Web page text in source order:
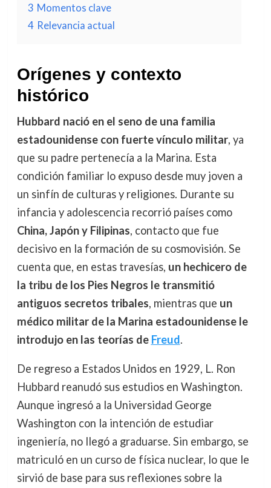
3 Momentos clave
4 Relevancia actual
Orígenes y contexto
histórico
Hubbard nació en el seno de una familia
estadounidense con fuerte vínculo militar, ya
que su padre pertenecía a la Marina. Esta
condición familiar lo expuso desde muy joven a
un sinfín de culturas y religiones. Durante su
infancia y adolescencia recorrió países como
China, Japón y Filipinas, contacto que fue
decisivo en la formación de su cosmovisión. Se
cuenta que, en estas travesías, un hechicero de
la tribu de los Pies Negros le transmitió
antiguos secretos tribales, mientras que un
médico militar de la Marina estadounidense le
introdujo en las teorías de Freud.
De regreso a Estados Unidos en 1929, L. Ron
Hubbard reanudó sus estudios en Washington.
Aunque ingresó a la Universidad George
Washington con la intención de estudiar
ingeniería, no llegó a graduarse. Sin embargo, se
matriculó en un curso de física nuclear, lo que le
sirvió de base para sus reflexiones sobre la